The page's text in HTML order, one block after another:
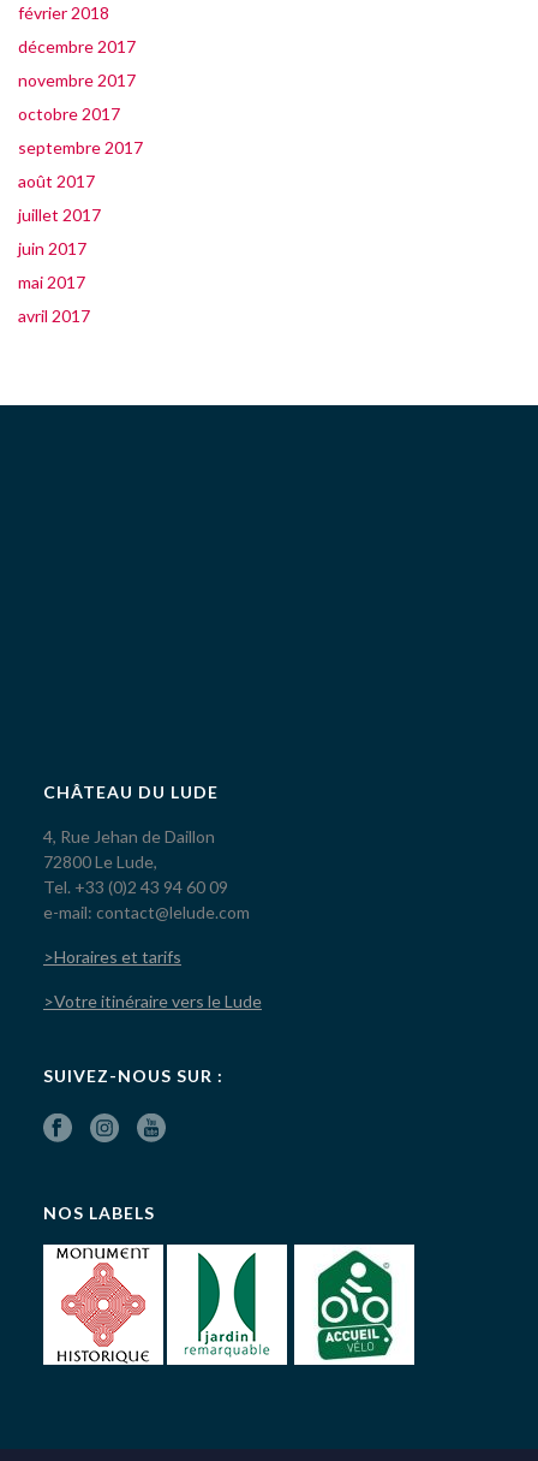
février 2018
décembre 2017
novembre 2017
octobre 2017
septembre 2017
août 2017
juillet 2017
juin 2017
mai 2017
avril 2017
CHÂTEAU DU LUDE
4, Rue Jehan de Daillon
72800 Le Lude,
Tel. +33 (0)2 43 94 60 09
e-mail: contact@lelude.com
>Horaires et tarifs
>Votre itinéraire vers le Lude
SUIVEZ-NOUS SUR :
NOS LABELS